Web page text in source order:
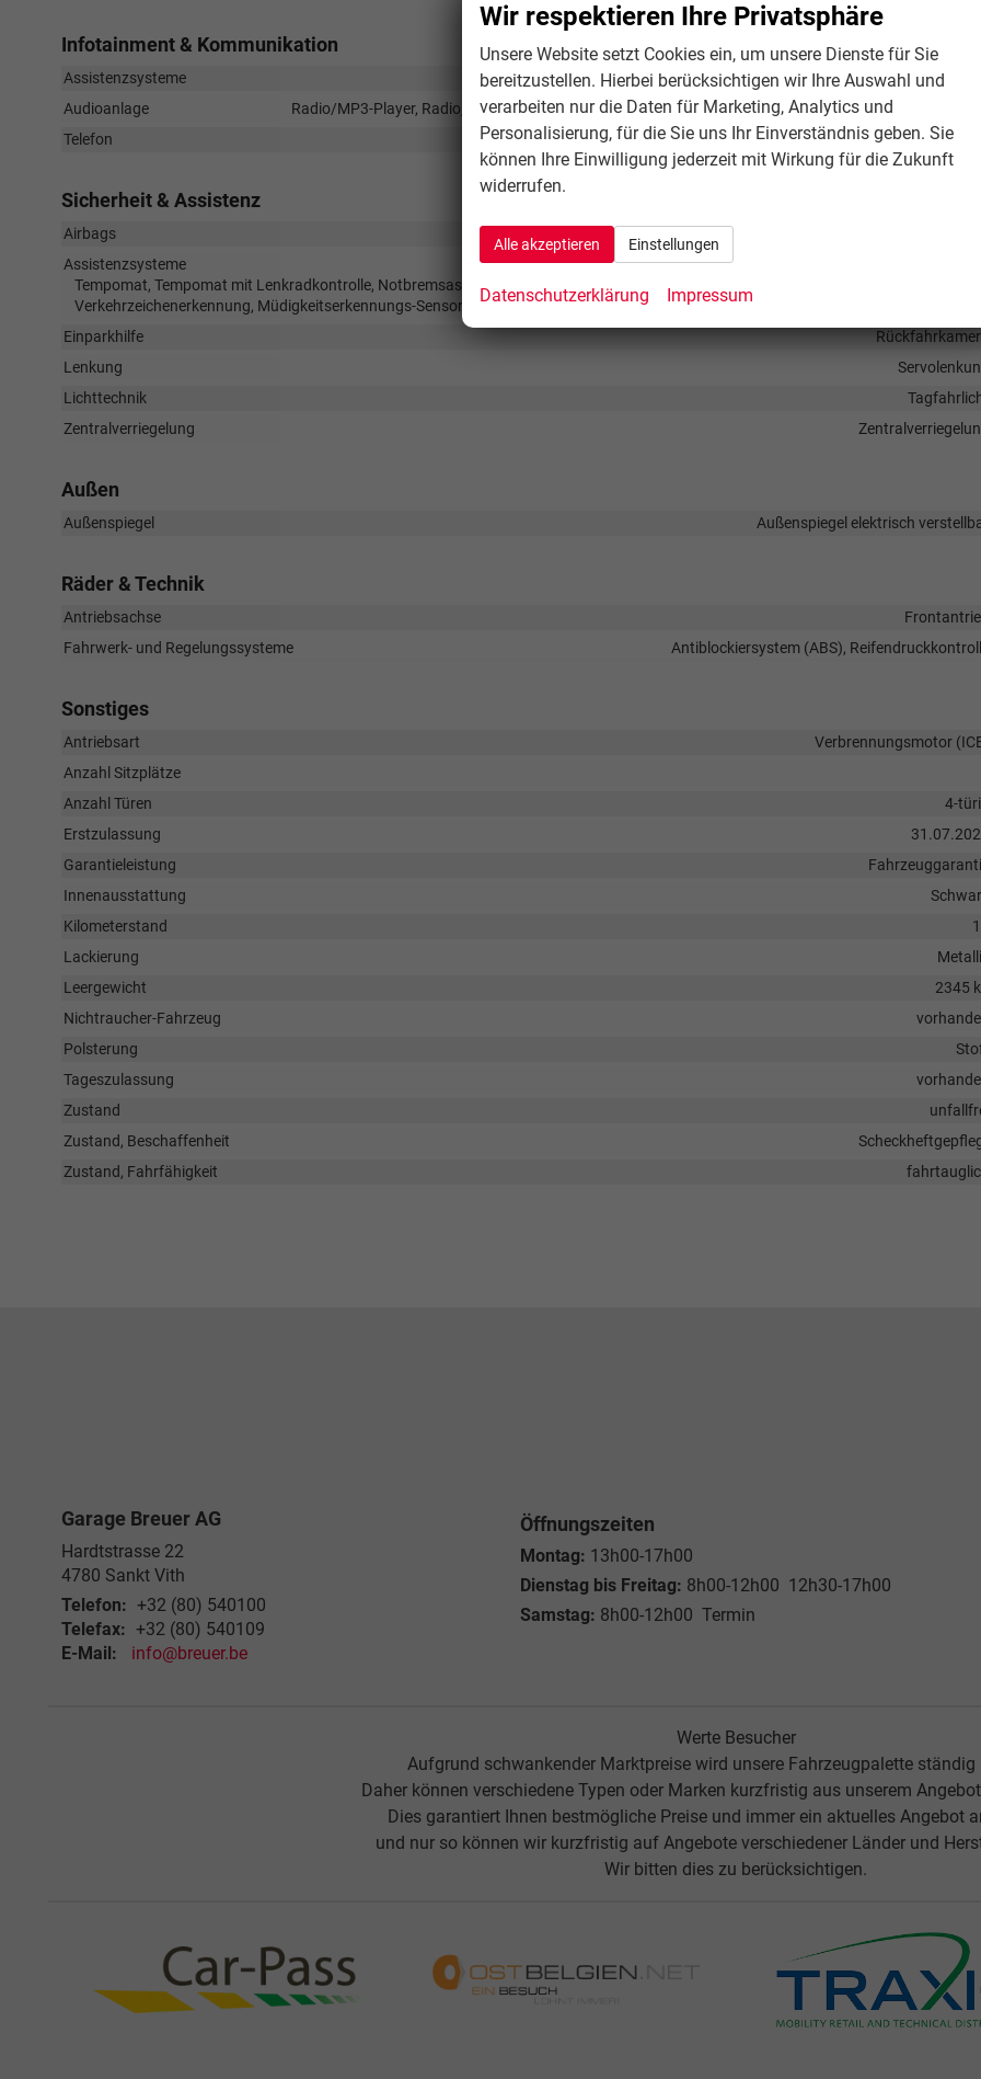
Infotainment & Kommunikation
Assistenzsysteme
Audioanlage
Radio/MP3-Player, Radio, Schnittstelle USB, Digitalradio DAB, Android Auto, Apple CarPlay,
Telefon
Freisprecheinrichtung,
Sicherheit & Assistenz
Airbags
Fenster-/Kopfairbags Vorne,
Assistenzsysteme
Tempomat, Tempomat mit Lenkradkontrolle, Notbremsassistent (City-Safety), Berganfahrassistent, Spurhalteassistent,
Verkehrzeichenerkennung, Müdigkeitserkennungs-Sensor, Geschwindigkeitsbegrenzer
Einparkhilfe
Lenkung
Lichttechnik
Zentralverriegelung
Außen
Außenspiegel Außenspiegel elektrisch
Räder & Technik
Antriebsachse
Fahrwerk- und Regelungssysteme
Antiblockiersystem (ABS),
Sonstiges
Antriebsart
Verbrennungsmotor
Anzahl Sitzplätze
Anzahl Türen
4-
Erstzulassung
Garantieleistung
Innenausstattung
Kilometerstand
Lackierung
Leergewicht
2345
Nichtraucher-Fahrzeug
Polsterung
Tageszulassung
Zustand
Zustand, Beschaffenheit
Zustand, Fahrfähigkeit
Garage Breuer AG
Hardtstrasse 22
4780 Sankt Vith
Telefon: +32 (80) 540100
Telefax: +32 (80) 540109
E-Mail:
info@breuer.be
Öffnungszeiten
Montag: 13h00-17h00
Dienstag bis Freitag: 8h00-12h00 12h30-17h00
Samstag: 8h00-12h00 Termin
Werte Besucher
Aufgrund schwankender Marktpreise wird unsere Fahrzeugpalette ständig
Daher können verschiedene Typen oder Marken kurzfristig aus unserem
Dies garantiert Ihnen bestmögliche Preise und immer ein aktuelles Angebot
und nur so können wir kurzfristig auf Angebote verschiedener Länder und
Wir bitten dies zu berücksichtigen.
Wir respektieren Ihre Privatsphäre
Unsere Website setzt Cookies ein, um unsere Dienste für Sie
bereitzustellen. Hierbei berücksichtigen wir Ihre Auswahl und
verarbeiten nur die Daten für Marketing, Analytics und
Personalisierung, für die Sie uns Ihr Einverständnis geben. Sie
können Ihre Einwilligung jederzeit mit Wirkung für die Zukunft
widerrufen.
Alle akzeptieren Einstellungen
Datenschutzerklärung Impressum